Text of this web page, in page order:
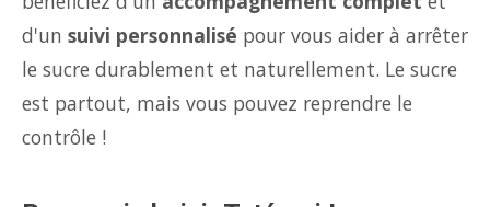
d'un suivi personnalisé pour vous aider à arrêter
le sucre durablement et naturellement. Le sucre
est partout, mais vous pouvez reprendre le
contrôle !